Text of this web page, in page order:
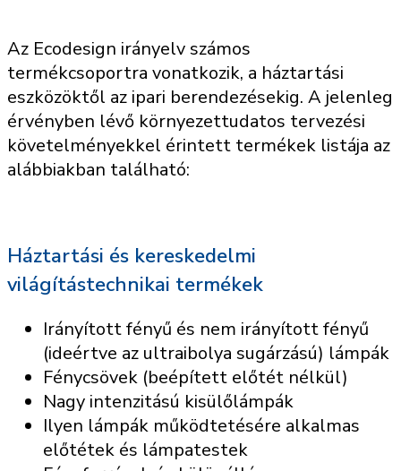
Az Ecodesign irányelv számos
termékcsoportra vonatkozik, a háztartási
eszközöktől az ipari berendezésekig. A jelenleg
érvényben lévő környezettudatos tervezési
követelményekkel érintett termékek listája az
alábbiakban található:
Háztartási és kereskedelmi
világítástechnikai termékek
Irányított fényű és nem irányított fényű
(ideértve az ultraibolya sugárzású) lámpák
Fénycsövek (beépített előtét nélkül)
Nagy intenzitású kisülőlámpák
Ilyen lámpák működtetésére alkalmas
előtétek és lámpatestek